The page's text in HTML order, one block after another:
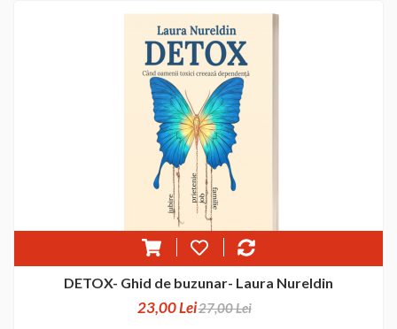
DETOX- Ghid de buzunar- Laura Nureldin
23,00 Lei27,00 Lei